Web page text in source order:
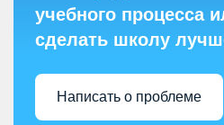
учебного процесса
сделать школу
Написать о проблеме